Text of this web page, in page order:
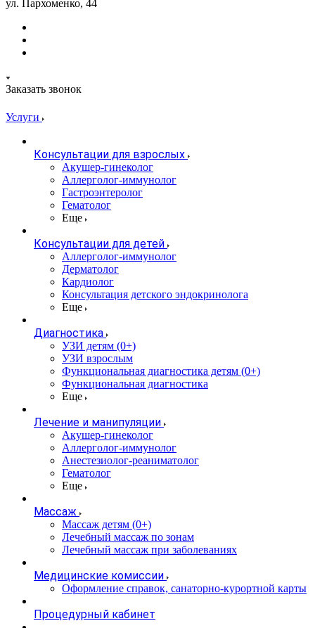
ул. Пархоменко, 44
Заказать звонок
Услуги
Консультации для взрослых
Акушер-гинеколог
Аллерголог-иммунолог
Гастроэнтеролог
Гематолог
Еще
Консультации для детей
Аллерголог-иммунолог
Дерматолог
Кардиолог
Консультация детского эндокринолога
Еще
Диагностика
УЗИ детям (0+)
УЗИ взрослым
Функциональная диагностика детям (0+)
Функциональная диагностика
Еще
Лечение и манипуляции
Акушер-гинеколог
Аллерголог-иммунолог
Анестезиолог-реаниматолог
Гематолог
Еще
Массаж
Массаж детям (0+)
Лечебный массаж по зонам
Лечебный массаж при заболеваниях
Медицинские комиссии
Оформление справок, санаторно-курортной карты
Процедурный кабинет